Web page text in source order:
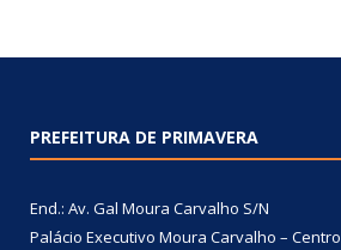
PREFEITURA DE PRIMAVERA
End.: Av. Gal Moura Carvalho S/N
Palácio Executivo Moura Carvalho – Centro